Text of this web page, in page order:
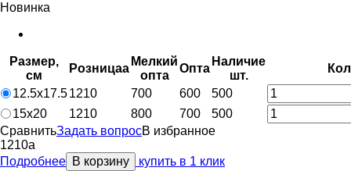
Новинка
Размер,
см
Розницаa
Мелкий
оптa
Оптa
Наличие
шт.
12.5х17.51210 700 600
500
15х20
1210 800 700
500
СравнитьЗадать вопросВ избранное
1210a
Подробнее В корзину купить в 1 клик